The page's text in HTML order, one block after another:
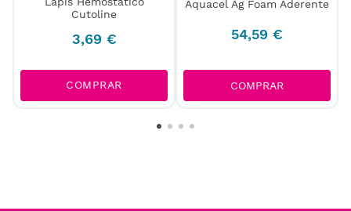
Cutoline
3,69 €
COMPRAR
Aquacel Ag Foam Aderente
54,59 €
COMPRAR